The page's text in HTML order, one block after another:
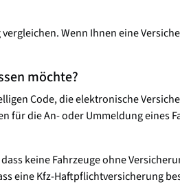
Wenn Ihnen eine
möchte?
Code, die elektronische
für die An- oder Ummeldung eines
keine Fahrzeuge ohne
eine Kfz-Haftpflichtversicherung